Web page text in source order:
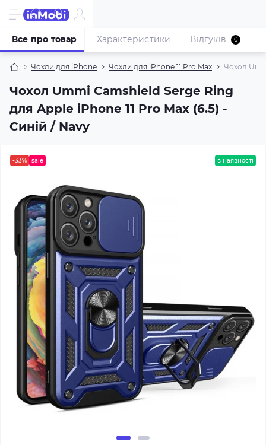
Чохли для iPhone Чохли для iPhone 11 Pro Max Чохол
Чохол Ummi Camshield Serge Ring
для Apple iPhone 11 Pro Max (6.5) -
Синій / Navy
Все про товар Характеристики Відгуків 0
-33% sale в наявності